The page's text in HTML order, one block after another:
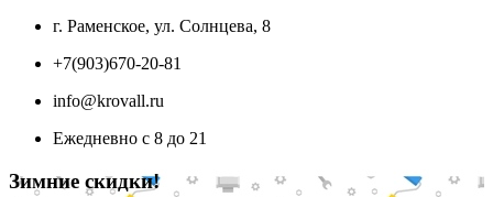
г. Раменское, ул. Солнцева, 8
+7(903)670-20-81
info@krovall.ru
Ежедневно с 8 до 21
Зимние скидки!